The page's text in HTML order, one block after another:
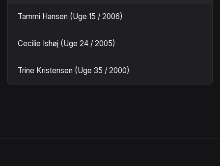
Tammi Hansen (Uge 15 / 2006)
Cecilie Ishøj (Uge 24 / 2005)
Trine Kristensen (Uge 35 / 2000)